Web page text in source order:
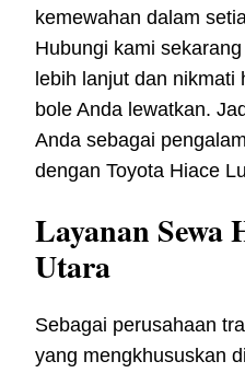
kemewahan dalam
Hubungi kami
lebih lanjut dan
bole Anda lewatkan.
Anda sebagai
dengan Toyota Hiace
Layanan Sewa
Utara
Sebagai perusahaan
yang mengkhususkan